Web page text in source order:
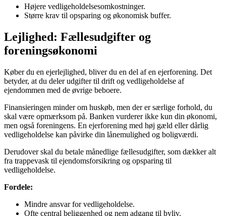
Højere vedligeholdelsesomkostninger.
Større krav til opsparing og økonomisk buffer.
Lejlighed: Fællesudgifter og
foreningsøkonomi
Køber du en ejerlejlighed, bliver du en del af en ejerforening. Det
betyder, at du deler udgifter til drift og vedligeholdelse af
ejendommen med de øvrige beboere.
Finansieringen minder om huskøb, men der er særlige forhold, du
skal være opmærksom på. Banken vurderer ikke kun din økonomi,
men også foreningens. En ejerforening med høj gæld eller dårlig
vedligeholdelse kan påvirke din lånemulighed og boligværdi.
Derudover skal du betale månedlige fællesudgifter, som dækker alt
fra trappevask til ejendomsforsikring og opsparing til
vedligeholdelse.
Fordele:
Mindre ansvar for vedligeholdelse.
Ofte central beliggenhed og nem adgang til byliv.